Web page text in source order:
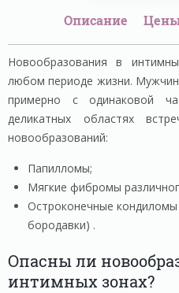
Описание
Новообразования в
любом периоде жизни.
примерно с одинаковой
деликатных областях
новообразований:
Папилломы;
Мягкие фибромы
Остроконечные
бородавки) .
Опасны ли
интимных зонах?